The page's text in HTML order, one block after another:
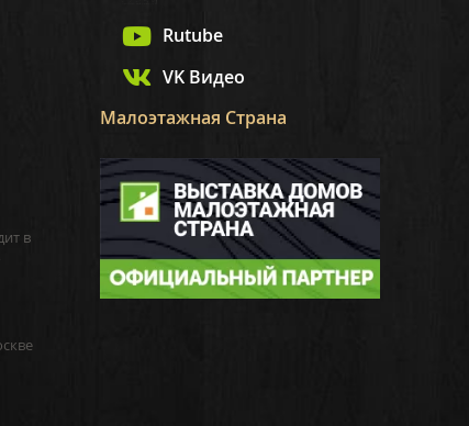
Rutube
VK Видео
в
Малоэтажная Страна